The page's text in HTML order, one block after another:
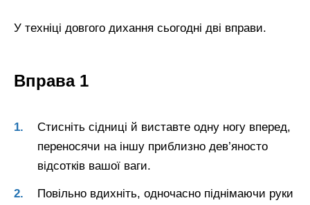
У техніці довгого дихання сьогодні дві вправи.
Вправа 1
Стисніть сідниці й виставте одну ногу вперед,
переносячи на іншу приблизно дев’яносто
відсотків вашої ваги.
Повільно вдихніть, одночасно піднімаючи руки